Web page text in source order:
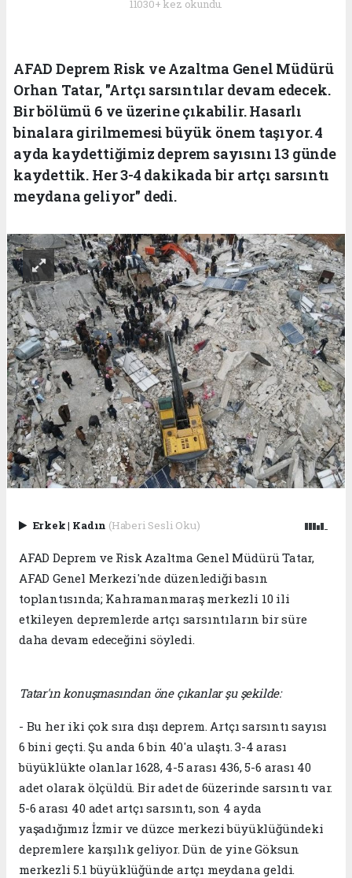
11030+ kez okundu.
AFAD Deprem Risk ve Azaltma Genel Müdürü
Orhan Tatar, "Artçı sarsıntılar devam edecek.
Bir bölümü 6 ve üzerine çıkabilir. Hasarlı
binalara girilmemesi büyük önem taşıyor. 4
ayda kaydettiğimiz deprem sayısını 13 günde
kaydettik. Her 3-4 dakikada bir artçı sarsıntı
meydana geliyor" dedi.
Erkek| Kadın (Haberi Sesli Oku)
AFAD Deprem ve Risk Azaltma Genel Müdürü Tatar,
AFAD Genel Merkezi'nde düzenlediği basın
toplantısında; Kahramanmaraş merkezli 10 ili
etkileyen depremlerde artçı sarsıntıların bir süre
daha devam edeceğini söyledi.
Tatar'ın konuşmasından öne çıkanlar şu şekilde:
- Bu her iki çok sıra dışı deprem. Artçı sarsıntı sayısı
6 bini geçti. Şu anda 6 bin 40'a ulaştı. 3-4 arası
büyüklükte olanlar 1628, 4-5 arası 436, 5-6 arası 40
adet olarak ölçüldü. Bir adet de 6üzerinde sarsıntı var.
5-6 arası 40 adet artçı sarsıntı, son 4 ayda
yaşadığımız İzmir ve düzce merkezi büyüklüğündeki
depremlere karşılık geliyor. Dün de yine Göksun
merkezli 5.1 büyüklüğünde artçı meydana geldi.